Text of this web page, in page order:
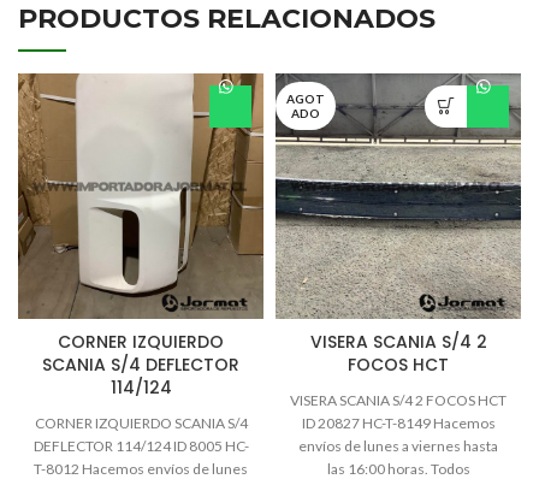
PRODUCTOS RELACIONADOS
CORNER IZQUIERDO
SCANIA S/4 DEFLECTOR
114/124
CORNER IZQUIERDO SCANIA S/4
DEFLECTOR 114/124 ID 8005 HC-
T-8012 Hacemos envíos de lunes
AGOT
ADO
VISERA SCANIA S/4 2
FOCOS HCT
VISERA SCANIA S/4 2 FOCOS HCT
ID 20827 HC-T-8149 Hacemos
envíos de lunes a viernes hasta
las 16:00 horas. Todos